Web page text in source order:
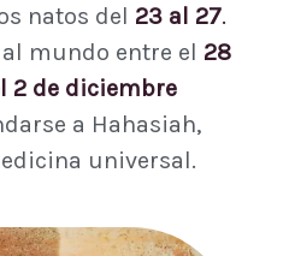
natos del 23 al 27.
mundo entre el 28
2 de diciembre
a Hahasiah,
universal.